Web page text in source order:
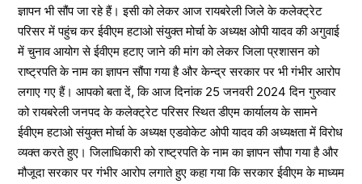
ज्ञापन भी सौंप जा रहे हैं। इसी को लेकर आज रायबरेली जिले के कलेक्ट्रेट
परिसर में पहुंच कर ईवीएम हटाओ संयुक्त मोर्चा के अध्यक्ष ओपी यादव की अगुवाई
में चुनाव आयोग से ईवीएम हटाए जाने की मांग को लेकर जिला प्रशासन को
राष्ट्रपति के नाम का ज्ञापन सौंपा गया है और केन्द्र सरकार पर भी गंभीर आरोप
लगाए गए हैं। आपको बता दें, कि आज दिनांक 25 जनवरी 2024 दिन गुरुवार
को रायबरेली जनपद के कलेक्ट्रेट परिसर स्थित डीएम कार्यालय के सामने
ईवीएम हटाओ संयुक्त मोर्चा के अध्यक्ष एडवोकेट ओपी यादव की अध्यक्षता में विरोध
व्यक्त करते हुए। जिलाधिकारी को राष्ट्रपति के नाम का ज्ञापन सौपा गया है और
मौजूदा सरकार पर गंभीर आरोप लगाते हुए कहा गया कि सरकार ईवीएम के माध्यम